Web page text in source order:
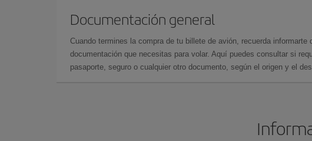
Documentación general
Cuando termines la compra de tu billete de avión, recuerda informarte
documentación que necesitas para volar. Aquí puedes consultar si
pasaporte, seguro o cualquier otro documento, según el origen y el